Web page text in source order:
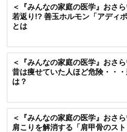
＜『みんなの家庭の医学』おさ
若返り!? 善玉ホルモン「アディポ
とは
＜『みんなの家庭の医学』おさ
昔は痩せていた人ほど危険・・
は？
＜『みんなの家庭の医学』おさ
肩こりを解消する「肩甲骨のスト